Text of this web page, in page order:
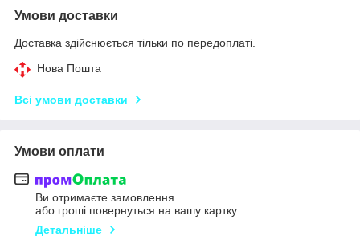
Умови доставки
Доставка здійснюється тільки по передоплаті.
Нова Пошта
Всі умови доставки
Умови оплати
Ви отримаєте замовлення
або гроші повернуться на вашу картку
Детальніше